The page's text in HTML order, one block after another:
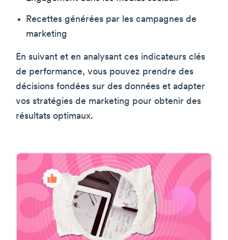
Recettes générées par les campagnes de
marketing
En suivant et en analysant ces indicateurs clés
de performance, vous pouvez prendre des
décisions fondées sur des données et adapter
vos stratégies de marketing pour obtenir des
résultats optimaux.